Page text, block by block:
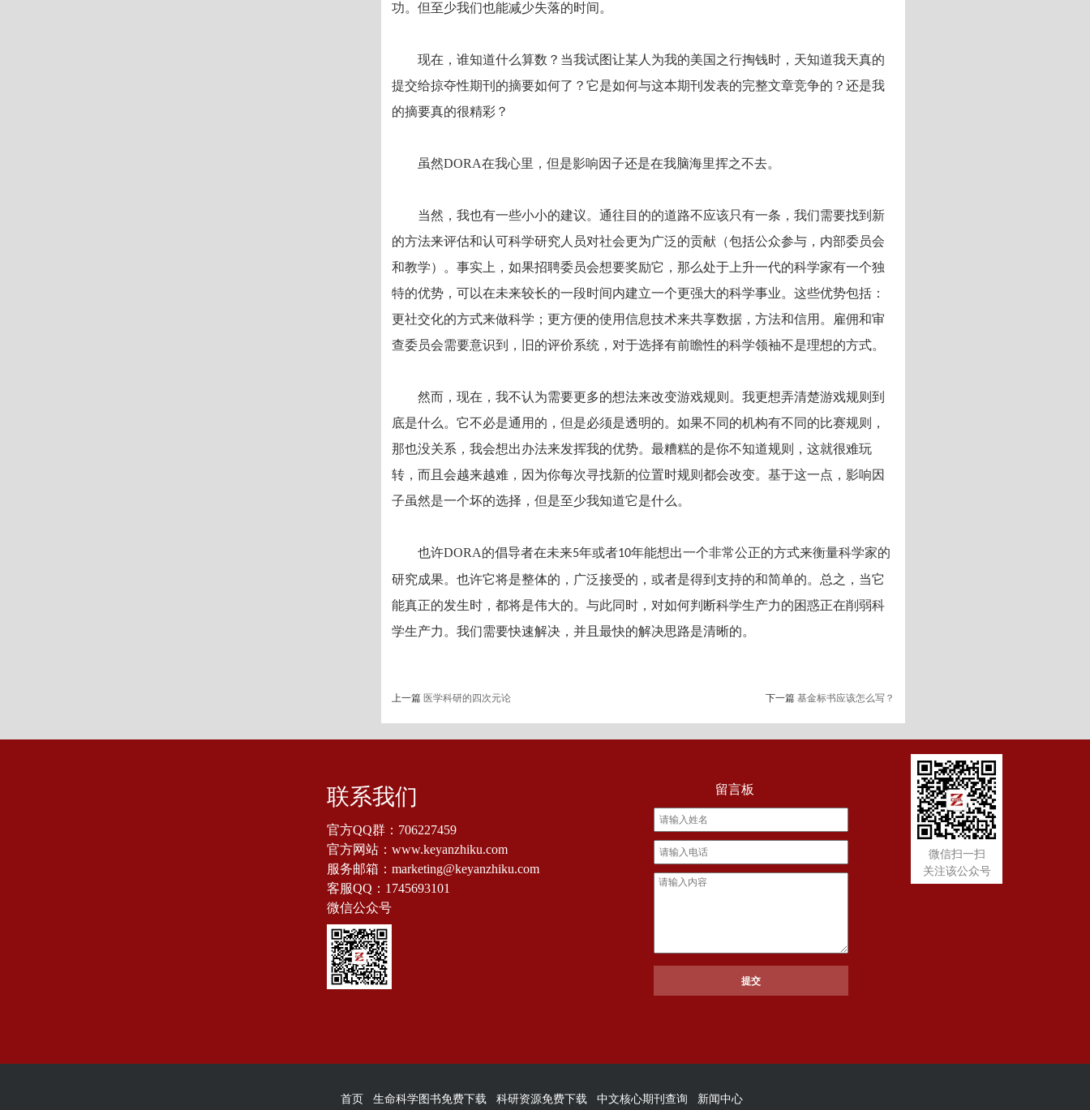
功。但至少我们也能减少失落的时间。
现在，谁知道什么算数？当我试图让某人为我的美国之行掏钱时，天知道我天真的
提交给掠夺性期刊的摘要如何了？它是如何与这本期刊发表的完整文章竞争的？还是我
的摘要真的很精彩？
虽然DORA在我心里，但是影响因子还是在我脑海里挥之不去。
当然，我也有一些小小的建议。通往目的的道路不应该只有一条，我们需要找到新
的方法来评估和认可科学研究人员对社会更为广泛的贡献（包括公众参与，内部委员会
和教学）。事实上，如果招聘委员会想要奖励它，那么处于上升一代的科学家有一个独
特的优势，可以在未来较长的一段时间内建立一个更强大的科学事业。这些优势包括：
更社交化的方式来做科学；更方便的使用信息技术来共享数据，方法和信用。雇佣和审
查委员会需要意识到，旧的评价系统，对于选择有前瞻性的科学领袖不是理想的方式。
然而，现在，我不认为需要更多的想法来改变游戏规则。我更想弄清楚游戏规则到
底是什么。它不必是通用的，但是必须是透明的。如果不同的机构有不同的比赛规则，
那也没关系，我会想出办法来发挥我的优势。最糟糕的是你不知道规则，这就很难玩
转，而且会越来越难，因为你每次寻找新的位置时规则都会改变。基于这一点，影响因
子虽然是一个坏的选择，但是至少我知道它是什么。
也许DORA的倡导者在未来5年或者10年能想出一个非常公正的方式来衡量科学家的
研究成果。也许它将是整体的，广泛接受的，或者是得到支持的和简单的。总之，当它
能真正的发生时，都将是伟大的。与此同时，对如何判断科学生产力的困惑正在削弱科
学生产力。我们需要快速解决，并且最快的解决思路是清晰的。
上一篇 医学科研的四次元论 下一篇 基金标书应该怎么写？
联系我们
官方QQ群： 706227459
官方网站：www.keyanzhiku.com
服务邮箱：marketing@keyanzhiku.com
客服QQ： 1745693101
微信公众号
留言板
微信扫一扫
关注该公众号
首页 生命科学图书免费下载 科研资源免费下载 中文核心期刊查询 新闻中心